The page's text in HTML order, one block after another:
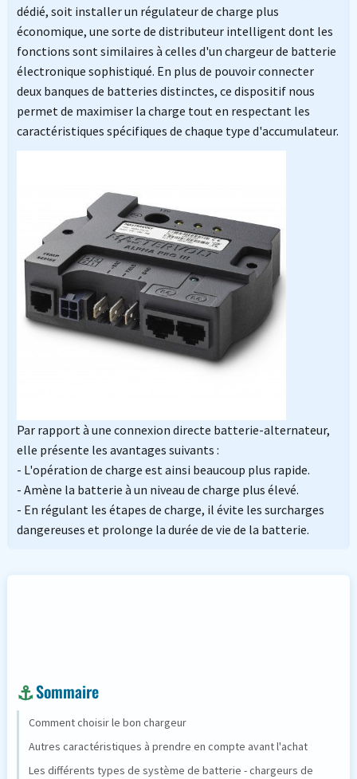
dédié, soit installer un régulateur de charge plus
économique, une sorte de distributeur intelligent dont les
fonctions sont similaires à celles d'un chargeur de batterie
électronique sophistiqué. En plus de pouvoir connecter
deux banques de batteries distinctes, ce dispositif nous
permet de maximiser la charge tout en respectant les
caractéristiques spécifiques de chaque type d'accumulateur.
Par rapport à une connexion directe batterie-alternateur,
elle présente les avantages suivants :
- L'opération de charge est ainsi beaucoup plus rapide.
- Amène la batterie à un niveau de charge plus élevé.
- En régulant les étapes de charge, il évite les surcharges
dangereuses et prolonge la durée de vie de la batterie.
Sommaire
Comment choisir le bon chargeur
Autres caractéristiques à prendre en compte avant l'achat
Les différents types de système de batterie - chargeurs de